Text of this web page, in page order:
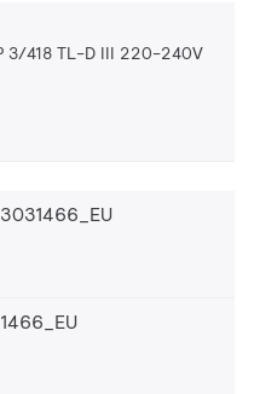
418 TL-D III 220-240V